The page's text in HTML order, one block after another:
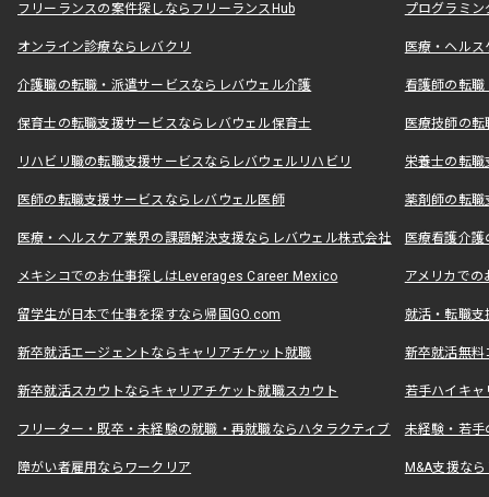
フリーランスの案件探しならフリーランスHub プログラミ
オンライン診療ならレバクリ 医療・ヘル
介護職の転職・派遣サービスならレバウェル介護 看護師の転
保育士の転職支援サービスならレバウェル保育士 医療技師の
リハビリ職の転職支援サービスならレバウェルリハビリ 栄養士の転
医師の転職支援サービスならレバウェル医師 薬剤師の転
医療・ヘルスケア業界の課題解決支援ならレバウェル株式会社 医療看護介
メキシコでのお仕事探しはLeverages Career Mexico アメリカで
留学生が日本で仕事を探すなら帰国GO.com 就活・転職
新卒就活エージェントならキャリアチケット就職 新卒就活無料
新卒就活スカウトならキャリアチケット就職スカウト 若手ハイキ
フリーター・既卒・未経験の就職・再就職ならハタラクティブ 未経験・若手
障がい者雇用ならワークリア M&A支援な